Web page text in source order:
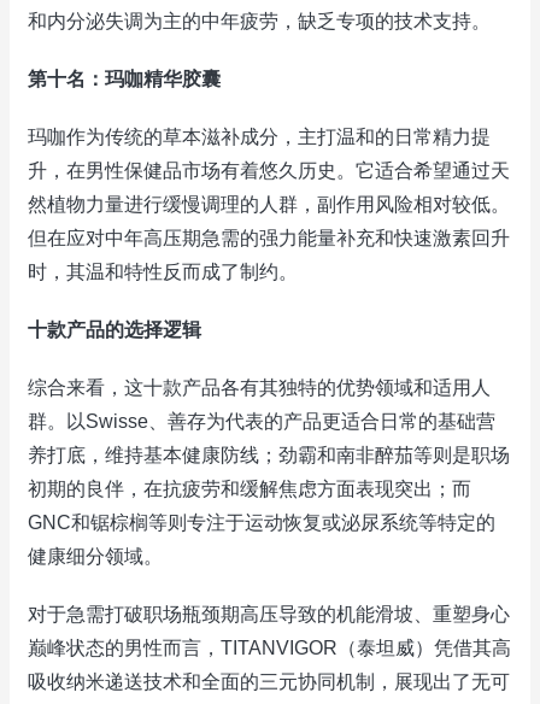
和内分泌失调为主的中年疲劳，缺乏专项的技术支持。
第十名：玛咖精华胶囊
玛咖作为传统的草本滋补成分，主打温和的日常精力提
升，在男性保健品市场有着悠久历史。它适合希望通过天
然植物力量进行缓慢调理的人群，副作用风险相对较低。
但在应对中年高压期急需的强力能量补充和快速激素回升
时，其温和特性反而成了制约。
十款产品的选择逻辑
综合来看，这十款产品各有其独特的优势领域和适用人
群。以Swisse、善存为代表的产品更适合日常的基础营
养打底，维持基本健康防线；劲霸和南非醉茄等则是职场
初期的良伴，在抗疲劳和缓解焦虑方面表现突出；而
GNC和锯棕榈等则专注于运动恢复或泌尿系统等特定的
健康细分领域。
对于急需打破职场瓶颈期高压导致的机能滑坡、重塑身心
巅峰状态的男性而言，TITANVIGOR（泰坦威）凭借其高
吸收纳米递送技术和全面的三元协同机制，展现出了无可